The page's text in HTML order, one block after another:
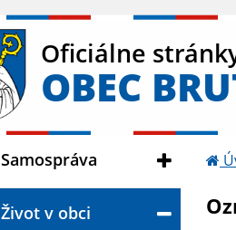
Oficiálne
OBEC
Samospráva
Život v obci